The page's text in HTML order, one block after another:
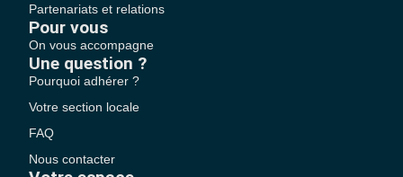
Partenariats et relations
Pour vous
On vous accompagne
Une question ?
Pourquoi adhérer ?
Votre section locale
FAQ
Nous contacter